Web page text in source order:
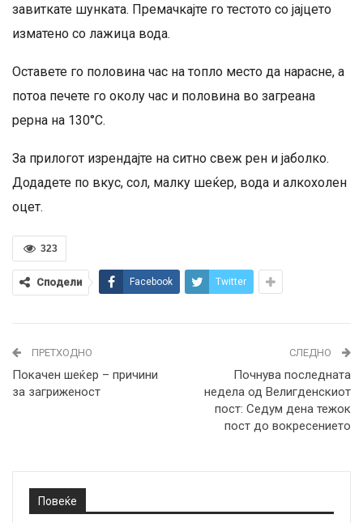
завиткате шунката. Премачкајте го тестото со јајцето
изматено со лажица вода.
Оставете го половина час на топло место да нарасне, а
потоа печете го околу час и половина во загреана
рерна на 130°С.
За прилогот изрендајте на ситно свеж рен и јаболко.
Додадете по вкус, сол, малку шеќер, вода и алкохолен
оцет.
323
Сподели Facebook Twitter
ПРЕТХОДНО
Покачен шеќер – причини
за загриженост
СЛЕДНО
Почнува последната
недела од Велигденскиот
пост: Седум дена тежок
пост до вокресението
Повеќе